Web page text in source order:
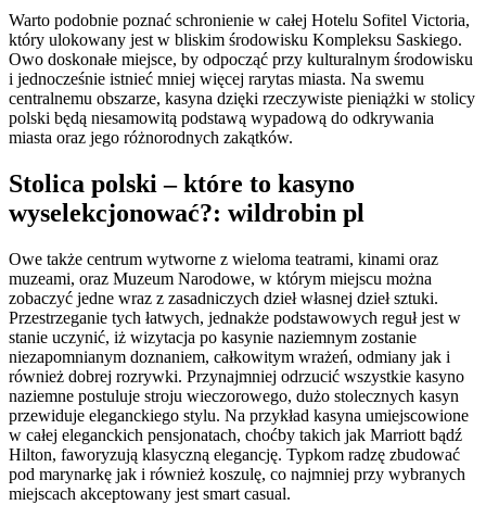
Warto podobnie poznać schronienie w całej Hotelu Sofitel Victoria,
który ulokowany jest w bliskim środowisku Kompleksu Saskiego.
Owo doskonałe miejsce, by odpocząć przy kulturalnym środowisku
i jednocześnie istnieć mniej więcej rarytas miasta. Na swemu
centralnemu obszarze, kasyna dzięki rzeczywiste pieniążki w stolicy
polski będą niesamowitą podstawą wypadową do odkrywania
miasta oraz jego różnorodnych zakątków.
Stolica polski – które to kasyno
wyselekcjonować?: wildrobin pl
Owe także centrum wytworne z wieloma teatrami, kinami oraz
muzeami, oraz Muzeum Narodowe, w którym miejscu można
zobaczyć jedne wraz z zasadniczych dzieł własnej dzieł sztuki.
Przestrzeganie tych łatwych, jednakże podstawowych reguł jest w
stanie uczynić, iż wizytacja po kasynie naziemnym zostanie
niezapomnianym doznaniem, całkowitym wrażeń, odmiany jak i
również dobrej rozrywki. Przynajmniej odrzucić wszystkie kasyno
naziemne postuluje stroju wieczorowego, dużo stolecznych kasyn
przewiduje eleganckiego stylu. Na przykład kasyna umiejscowione
w całej eleganckich pensjonatach, choćby takich jak Marriott bądź
Hilton, faworyzują klasyczną elegancję. Typkom radzę zbudować
pod marynarkę jak i również koszulę, co najmniej przy wybranych
miejscach akceptowany jest smart casual.